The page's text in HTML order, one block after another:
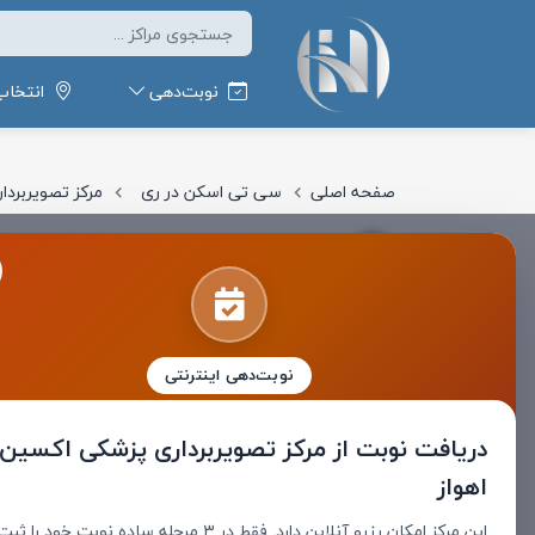
نوبت‌دهی
صفحه اصلی سی تی اسکن در ری مرکز
نوبت‌دهی اینترنتی
دریافت نوبت ازمرکز تصویربرداری پزشکی اکسین
اهواز
مرکز تصویربرداری